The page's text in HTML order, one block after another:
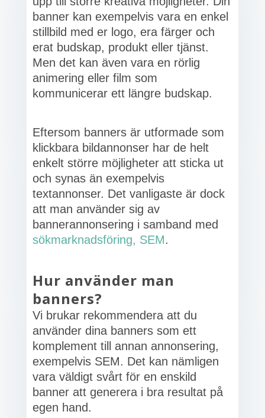
banner kan exempelvis vara en enkel
stillbild med er logo, era färger och
erat budskap, produkt eller tjänst.
Men det kan även vara en rörlig
animering eller film som
kommunicerar ett längre budskap.
Eftersom banners är utformade som
klickbara bildannonser har de helt
enkelt större möjligheter att sticka ut
och synas än exempelvis
textannonser. Det vanligaste är dock
att man använder sig av
bannerannonsering i samband med
sökmarknadsföring, SEM.
Hur använder man
banners?
Vi brukar rekommendera att du
använder dina banners som ett
komplement till annan annonsering,
exempelvis SEM. Det kan nämligen
vara väldigt svårt för en enskild
banner att generera i bra resultat på
egen hand.